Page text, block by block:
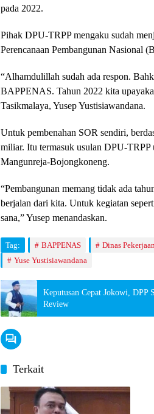
pada 2022.
Pihak DPU-TRPP mengaku sudah
Perencanaan Pembangunan Nasional
“Alhamdulillah sudah ada respon.
BAPPENAS. Tahun 2022 kita
Tasikmalaya, Yusep Yustisiawandana.
Untuk pembenahan SOR sendiri,
miliar. Itu termasuk usulan DPU-TRPP
Mangunreja-Bojongkoneng.
“Pembangunan memang tidak ada
berjalan dari kita. Untuk kegiatan
sana,” Yusep menandaskan.
Tag: BAPPENAS Dinas
Yuse Yustisiawandana
Keputusan Cepat Jokowi, DPP
Review
Terkait